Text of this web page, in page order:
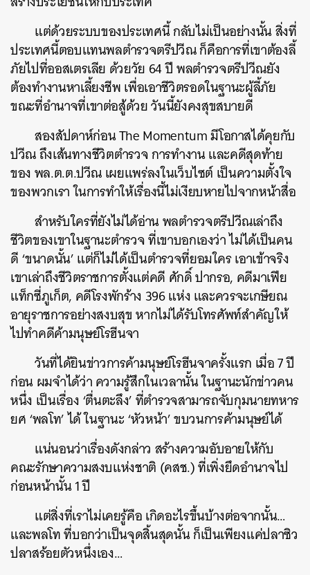
แต่ด้วยระบบของประเทศนี้ กลับไม่เป็นอย่างนั้น สิ่งที่
ประเทศนี้ตอบแทนพลตำรวจตรีปวีณ ก็คือการที่เขาต้องลี้
ภัยไปที่ออสเตรเลีย ด้วยวัย 64 ปี พลตำรวจตรีปวีณยัง
ต้องทำงานหาเลี้ยงชีพ เพื่อเอาชีวิตรอดในฐานะผู้ลี้ภัย
ขณะที่อำนาจที่เขาต่อสู้ด้วย วันนี้ยังคงสุขสบายดี
สองสัปดาห์ก่อน The Momentum มีโอกาสได้คุยกับ
ปวีณ ถึงเส้นทางชีวิตตำรวจ การทำงาน และคดีสุดท้าย
ของ พล.ต.ต.ปวีณ เผยแพร่ลงในเว็บไซต์ เป็นความตั้งใจ
ของพวกเรา ในการทำให้เรื่องนี้ไม่เงียบหายไปจากหน้าสื่อ
สำหรับใครที่ยังไม่ได้อ่าน พลตำรวจตรีปวีณเล่าถึง
ชีวิตของเขาในฐานะตำรวจ ที่เขาบอกเองว่า ไม่ได้เป็นคน
ดี ‘ขนาดนั้น’ แต่ก็ไม่ได้เป็นตำรวจที่ยอมใคร เอาเข้าจริง
เขาเล่าถึงชีวิตราชการตั้งแต่คดี ศักดิ์ ปากรอ, คดีมาเฟีย
แท็กซี่ภูเก็ต, คดีโรงพักร้าง 396 แห่ง และควรจะเกษียณ
อายุราชการอย่างสงบสุข หากไม่ได้รับโทรศัพท์สำคัญให้
ไปทำคดีค้ามนุษย์โรฮีนจา
วันที่ได้ยินข่าวการค้ามนุษย์โรฮีนจาครั้งแรก เมื่อ 7 ปี
ก่อน ผมจำได้ว่า ความรู้สึกในเวลานั้น ในฐานะนักข่าวคน
หนึ่ง เป็นเรื่อง ‘ตื่นตะลึง’ ที่ตำรวจสามารถจับกุมนายทหาร
ยศ ‘พลโท’ ได้ ในฐานะ ‘หัวหน้า’ ขบวนการค้ามนุษย์ได้
แน่นอนว่าเรื่องดังกล่าว สร้างความอับอายให้กับ
คณะรักษาความสงบแห่งชาติ (คสช.) ที่เพิ่งยึดอำนาจไป
ก่อนหน้านั้น 1 ปี
แต่สิ่งที่เราไม่เคยรู้คือ เกิดอะไรขึ้นบ้างต่อจากนั้น…
และพลโท ที่บอกว่าเป็นจุดสิ้นสุดนั้น ก็เป็นเพียงแค่ปลาซิว
ปลาสร้อยตัวหนึ่งเอง…